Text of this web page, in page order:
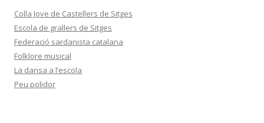
Colla Jove de Castellers de Sitges
Escola de grallers de Sitges
Federació sardanista catalana
Folklore musical
La dansa a l’escola
Peu polidor